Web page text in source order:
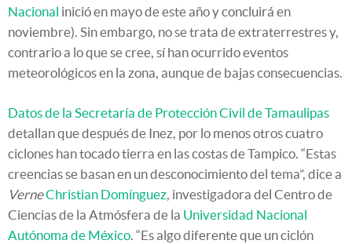
Nacional inició en mayo de este año y concluirá en
noviembre). Sin embargo, no se trata de extraterrestres y,
contrario a lo que se cree, sí han ocurrido eventos
meteorológicos en la zona, aunque de bajas consecuencias.
Datos de la Secretaría de Protección Civil de Tamaulipas
detallan que después de Inez, por lo menos otros cuatro
ciclones han tocado tierra en las costas de Tampico. “Estas
creencias se basan en un desconocimiento del tema”, dice a
VerneChristian Domínguez, investigadora del Centro de
Ciencias de la Atmósfera de la Universidad Nacional
Autónoma de México. “Es algo diferente que un ciclón